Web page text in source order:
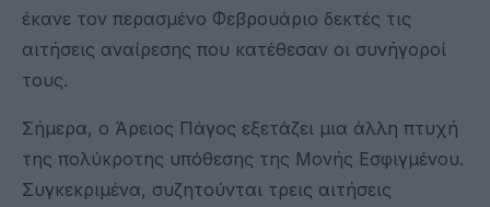
έκανε τον περασμένο Φεβρουάριο δεκτές τις
αιτήσεις αναίρεσης που κατέθεσαν οι συνήγοροί
τους.
Σήμερα, ο Άρειος Πάγος εξετάζει μια άλλη πτυχή
της πολύκροτης υπόθεσης της Μονής Εσφιγμένου.
Συγκεκριμένα, συζητούνται τρεις αιτήσεις